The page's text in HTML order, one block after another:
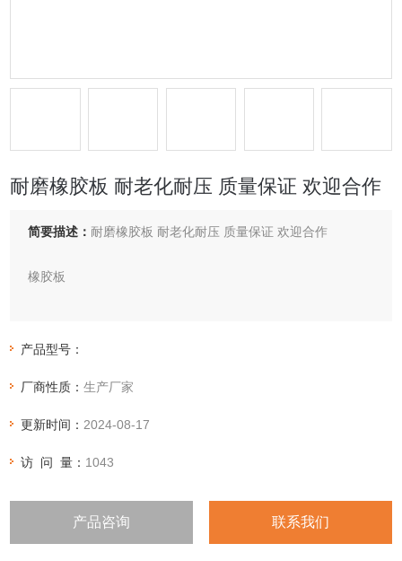
耐磨橡胶板 耐老化耐压 质量保证 欢迎合作
简要描述： 耐磨橡胶板 耐老化耐压 质量保证 欢迎合作
橡胶板
板。普通橡胶板是以橡胶为主体材料（可含有织物、金属薄板
状产品，简称橡胶板。
产品型号：
厂商性质：生产厂家
更新时间： 2024-08-17
访 问 量： 1043
产品咨询 联系我们